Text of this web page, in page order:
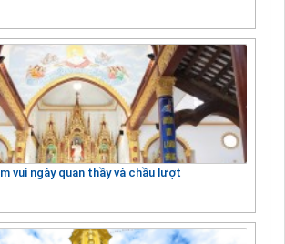
vui ngày quan thầy và chầu lượt